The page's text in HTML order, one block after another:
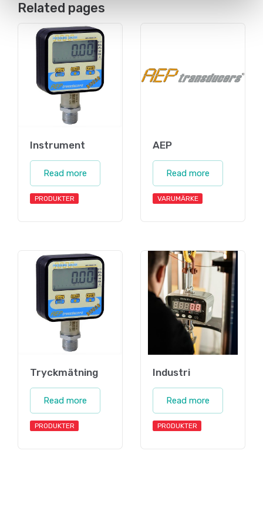
Related pages
Instrument
Read more
PRODUKTER
AEP
Read more
VARUMÄRKE
Tryckmätning
Read more
PRODUKTER
Industri
Read more
PRODUKTER